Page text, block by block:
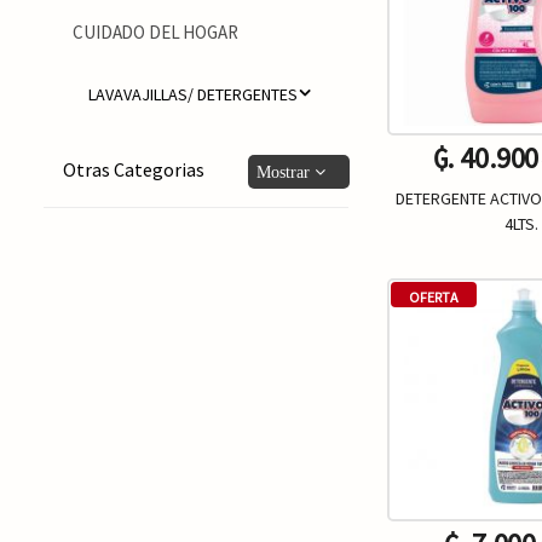
₲. 40.900
DETERGENTE
4LTS.
- Un.
OFERTA
CUIDADO DEL HOGAR
LAVAVAJILLAS/ DETERGENTES
Otras Categorias